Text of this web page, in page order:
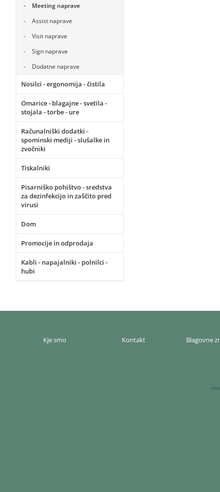
Meeting naprave
Assist naprave
Visit naprave
Sign naprave
Dodatne naprave
Nosilci - ergonomija - čistila
Omarice - blagajne - svetila -
stojala - torbe - ure
Računalniški dodatki -
spominski mediji - slušalke in
zvočniki
Tiskalniki
Pisarniško pohištvo - sredstva
za dezinfekcijo in zaščito pred
virusi
Dom
Promocije in odprodaja
Kabli - napajalniki - polnilci -
hubi
Kje smo Kontakt Blagovne